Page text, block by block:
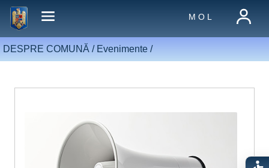
M O L
DESPRE COMUNĂ / Evenimente/